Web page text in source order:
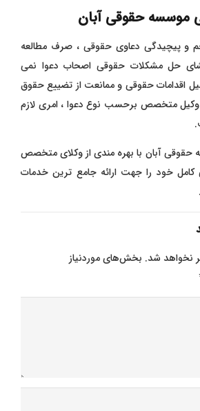
حقوقی آبان
و پیچیدگی دعاوی حقوقی ، صرف مطالعه
حل مشکلات حقوقی اصحاب دعوا نمی
اقدامات حقوقی و ممانعت از تضییع حقوق
وکیل متخصص برحسب نوع دعوا ، امری لازم
آبان با بهره مندی از وکلای متخصص
خود را جهت ارائه جامع ترین خدمات
نخواهد شد. بخش‌های موردنیاز